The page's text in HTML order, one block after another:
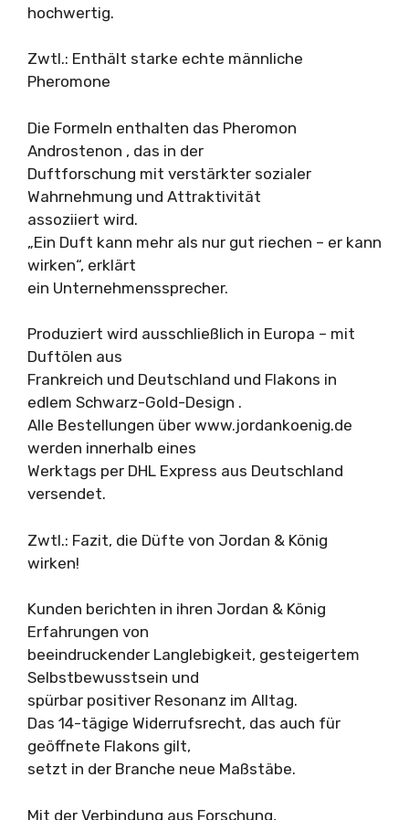
hochwertig.
Zwtl.: Enthält starke echte männliche
Pheromone
Die Formeln enthalten das Pheromon
Androstenon , das in der
Duftforschung mit verstärkter sozialer
Wahrnehmung und Attraktivität
assoziiert wird.
„Ein Duft kann mehr als nur gut riechen – er kann
wirken“, erklärt
ein Unternehmenssprecher.
Produziert wird ausschließlich in Europa – mit
Duftölen aus
Frankreich und Deutschland und Flakons in
edlem Schwarz-Gold-Design .
Alle Bestellungen über www.jordankoenig.de
werden innerhalb eines
Werktags per DHL Express aus Deutschland
versendet.
Zwtl.: Fazit, die Düfte von Jordan & König
wirken!
Kunden berichten in ihren Jordan & König
Erfahrungen von
beeindruckender Langlebigkeit, gesteigertem
Selbstbewusstsein und
spürbar positiver Resonanz im Alltag.
Das 14-tägige Widerrufsrecht, das auch für
geöffnete Flakons gilt,
setzt in der Branche neue Maßstäbe.
Mit der Verbindung aus Forschung,